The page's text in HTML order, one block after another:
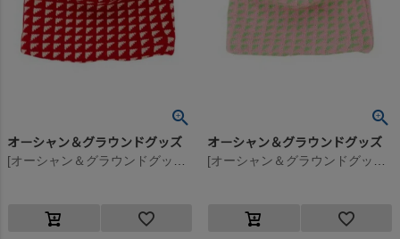
オーシャン＆グラウンドグッズ オーシャン＆グラウンドグッズ